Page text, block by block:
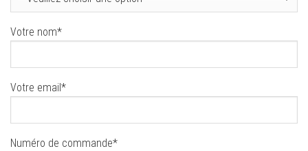
Votre nom*
Votre email*
Numéro de commande*